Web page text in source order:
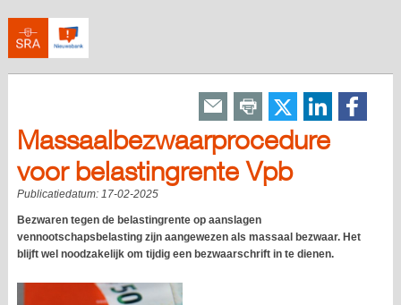
Massaalbezwaarprocedure
voor belastingrente Vpb
Publicatiedatum: 17-02-2025
Bezwaren tegen de belastingrente op aanslagen
vennootschapsbelasting zijn aangewezen als massaal bezwaar. Het
blijft wel noodzakelijk om tijdig een bezwaarschrift in te dienen.